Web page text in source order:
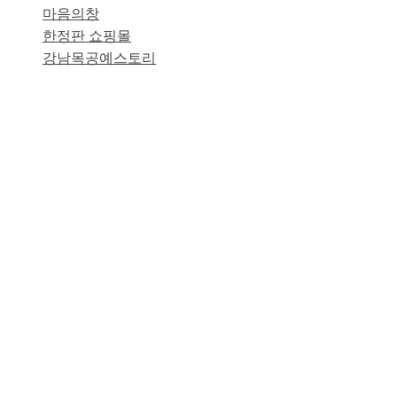
마음의창
한정판 쇼핑몰
강남목공예스토리